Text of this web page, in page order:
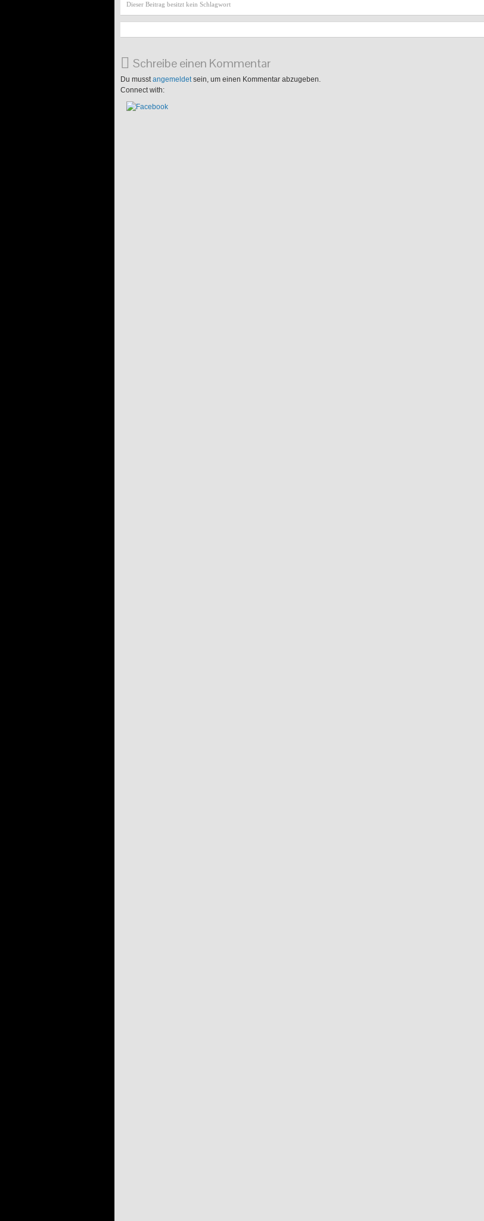
Dieser Beitrag besitzt kein Schlagwort
Schreibe einen Kommentar
Du musstangemeldetsein, um einen Kommentar abzugeben.
Connect with: